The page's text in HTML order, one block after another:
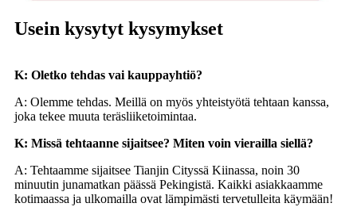
Usein kysytyt kysymykset
K: Oletko tehdas vai kauppayhtiö?
A: Olemme tehdas. Meillä on myös yhteistyötä tehtaan kanssa,
joka tekee muuta teräsliiketoimintaa.
K: Missä tehtaanne sijaitsee? Miten voin vierailla siellä?
A: Tehtaamme sijaitsee Tianjin Cityssä Kiinassa, noin 30
minuutin junamatkan päässä Pekingistä. Kaikki asiakkaamme
kotimaassa ja ulkomailla ovat lämpimästi tervetulleita käymään!